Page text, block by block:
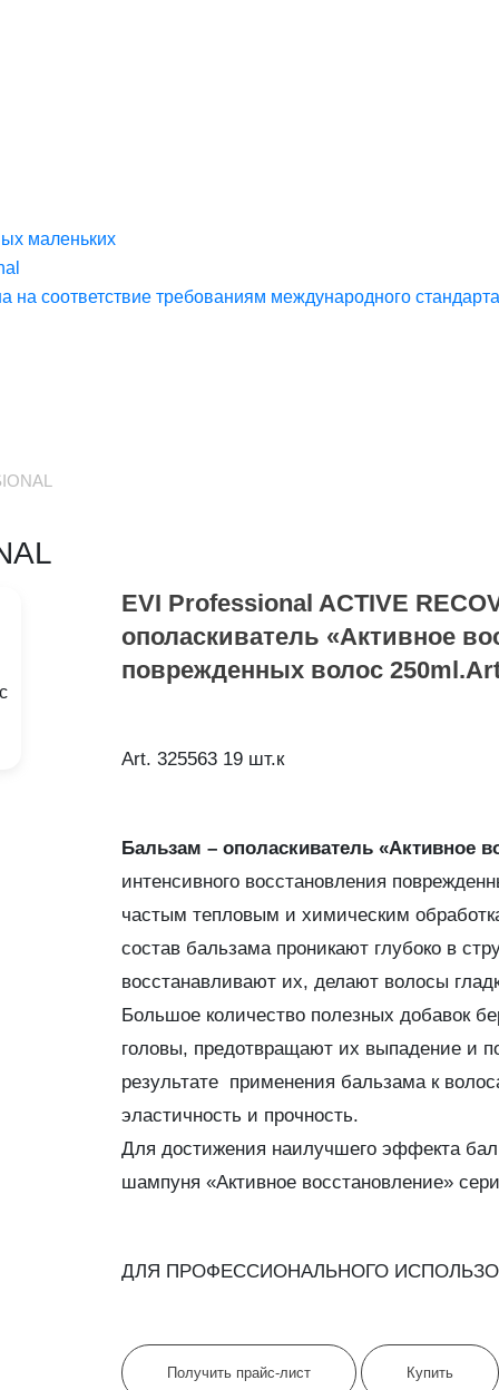
маленьких
соответствие требованиям международного
EVI Professional ACTIVE
ополаскиватель «Активное
поврежденных волос
Art. 325563 19 шт.к
Бальзам – ополаскиватель «Активное
интенсивного восстановления
частым тепловым и химическим
состав бальзама проникают глубоко в
восстанавливают их, делают волосы
Большое количество полезных добавок
головы, предотвращают их выпадение и
результате применения бальзама к
эластичность и прочность.
Для достижения наилучшего эффекта
шампуня «Активное восстановление»
ДЛЯ ПРОФЕССИОНАЛЬНОГО
Получить прайс-лист Купить